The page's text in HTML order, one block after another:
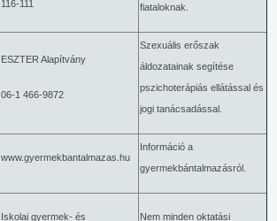
116-111
fiataloknak.
ESZTER Alapítvány
06-1 466-9872
Szexuális erőszak
áldozatainak segítése
pszichoterápiás ellátással és
jogi tanácsadással.
www.gyermekbantalmazas.hu
Információ a
gyermekbántalmazásról.
Iskolai gyermek- és
Nem minden oktatási